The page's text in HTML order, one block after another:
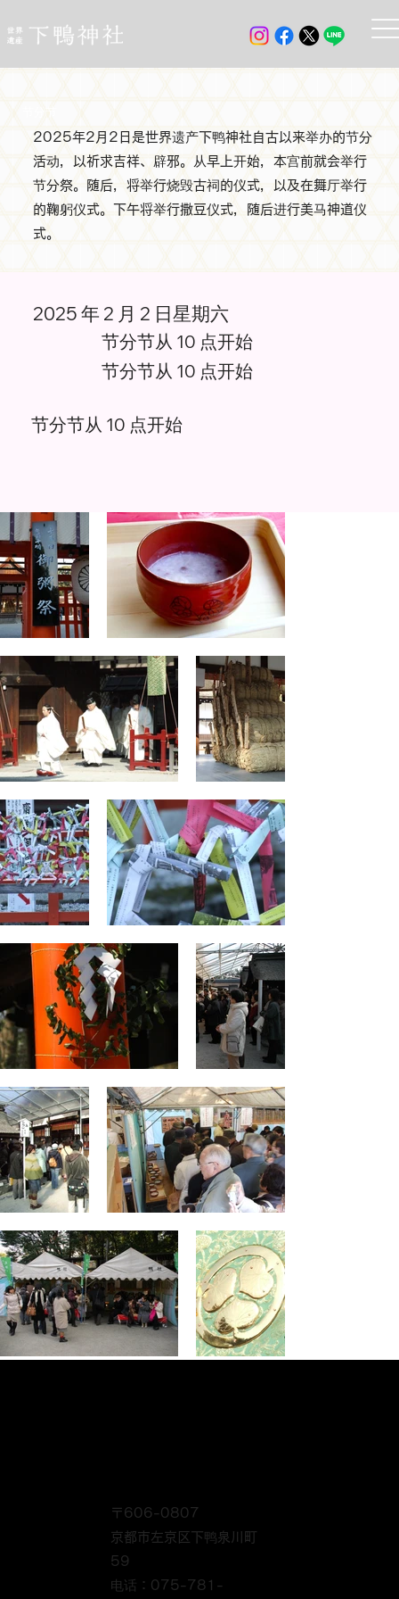
2025年2月2日是世界遗产下鸭神社自古以来举办的节分
活动，以祈求吉祥、辟邪。从早上开始，本宫前就会举行
节分祭。随后，将举行烧毁古祠的仪式，以及在舞厅举行
的鞠躬仪式。下午将举行撒豆仪式，随后进行美马神道仪
式。
2025 年 2 月 2 日星期六
节分节从 10 点开始
节分节从 10 点开始
节分节从 10 点开始
〒606-0807
京都市左京区下鸭泉川町
59
电话：075-781-